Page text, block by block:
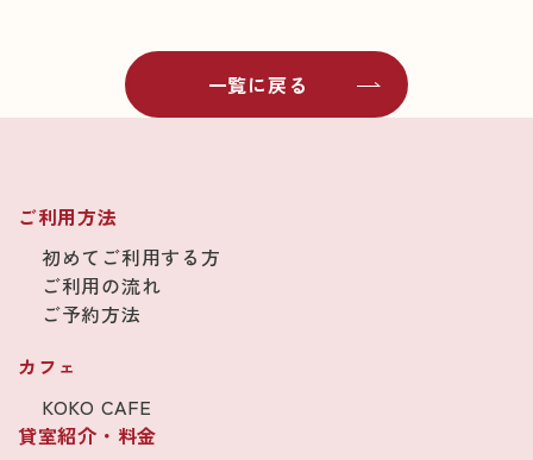
一覧に戻る
ご利用方法
初めてご利用する方
ご利用の流れ
ご予約方法
カフェ
KOKO CAFE
貸室紹介・料金